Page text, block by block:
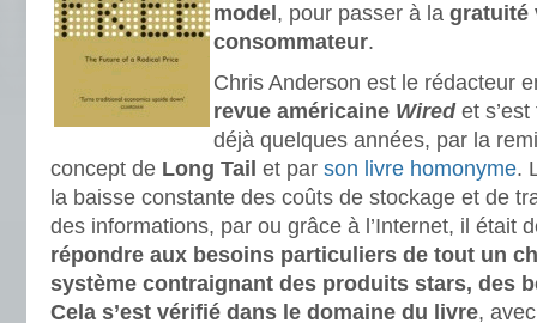
model , pour passer à la gratuité
consommateur.
Chris Anderson est le rédacteur
revue américaine Wiredet s’est
déjà quelques années, par la
concept de Long Tail et par son livre homonyme.
la baisse constante des coûts de stockage et de
des informations, par ou grâce à l’Internet, il était
répondre aux besoins particuliers de tout un
système contraignant des produits stars, des
Cela s’est vérifié dans le domaine du livre,